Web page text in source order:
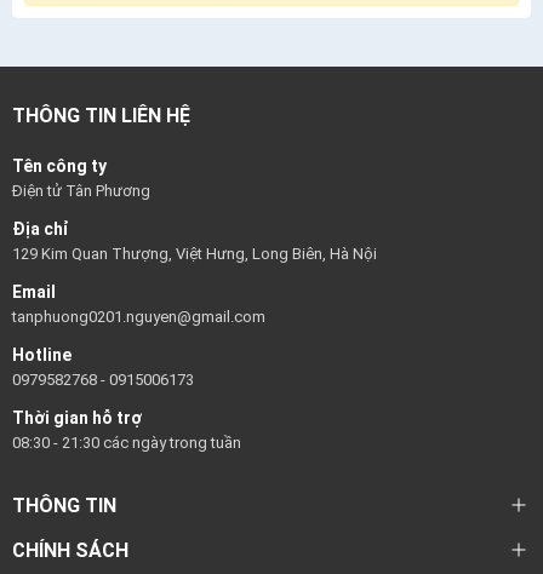
THÔNG TIN LIÊN HỆ
Tên công ty
Điện tử Tân Phương
Địa chỉ
129 Kim Quan Thượng, Việt Hưng, Long Biên, Hà Nội
Email
tanphuong0201.nguyen@gmail.com
Hotline
0979582768 - 0915006173
Thời gian hỗ trợ
08:30 - 21:30 các ngày trong tuần
THÔNG TIN
CHÍNH SÁCH